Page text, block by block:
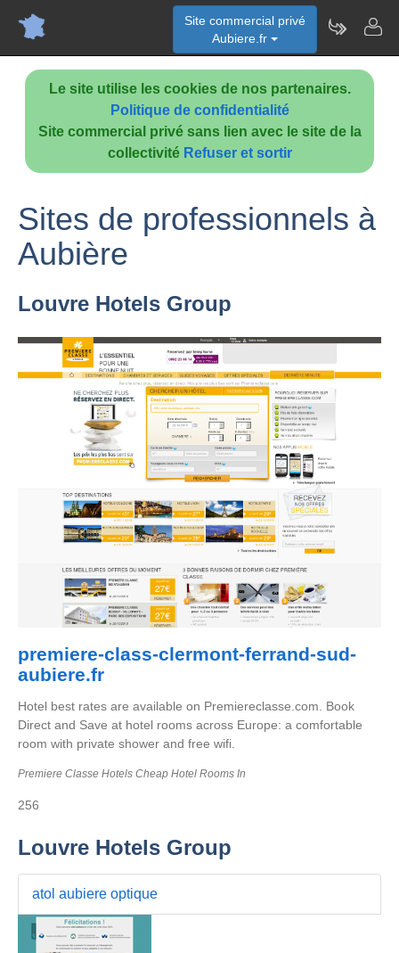
Le site utilise les cookies de nos partenaires.
Politique de confidentialité
Site commercial privé sans lien avec le site de la
collectivité Refuser et sortir
Site commercial privé
Aubiere.fr
Sites de professionnels à
Aubière
Louvre Hotels Group
premiere-class-clermont-ferrand-sud-
aubiere.fr
Hotel best rates are available on Premiereclasse.com. Book
Direct and Save at hotel rooms across Europe: a comfortable
room with private shower and free wifi.
Premiere Classe Hotels Cheap Hotel Rooms In
256
Louvre Hotels Group
atol aubiere optique